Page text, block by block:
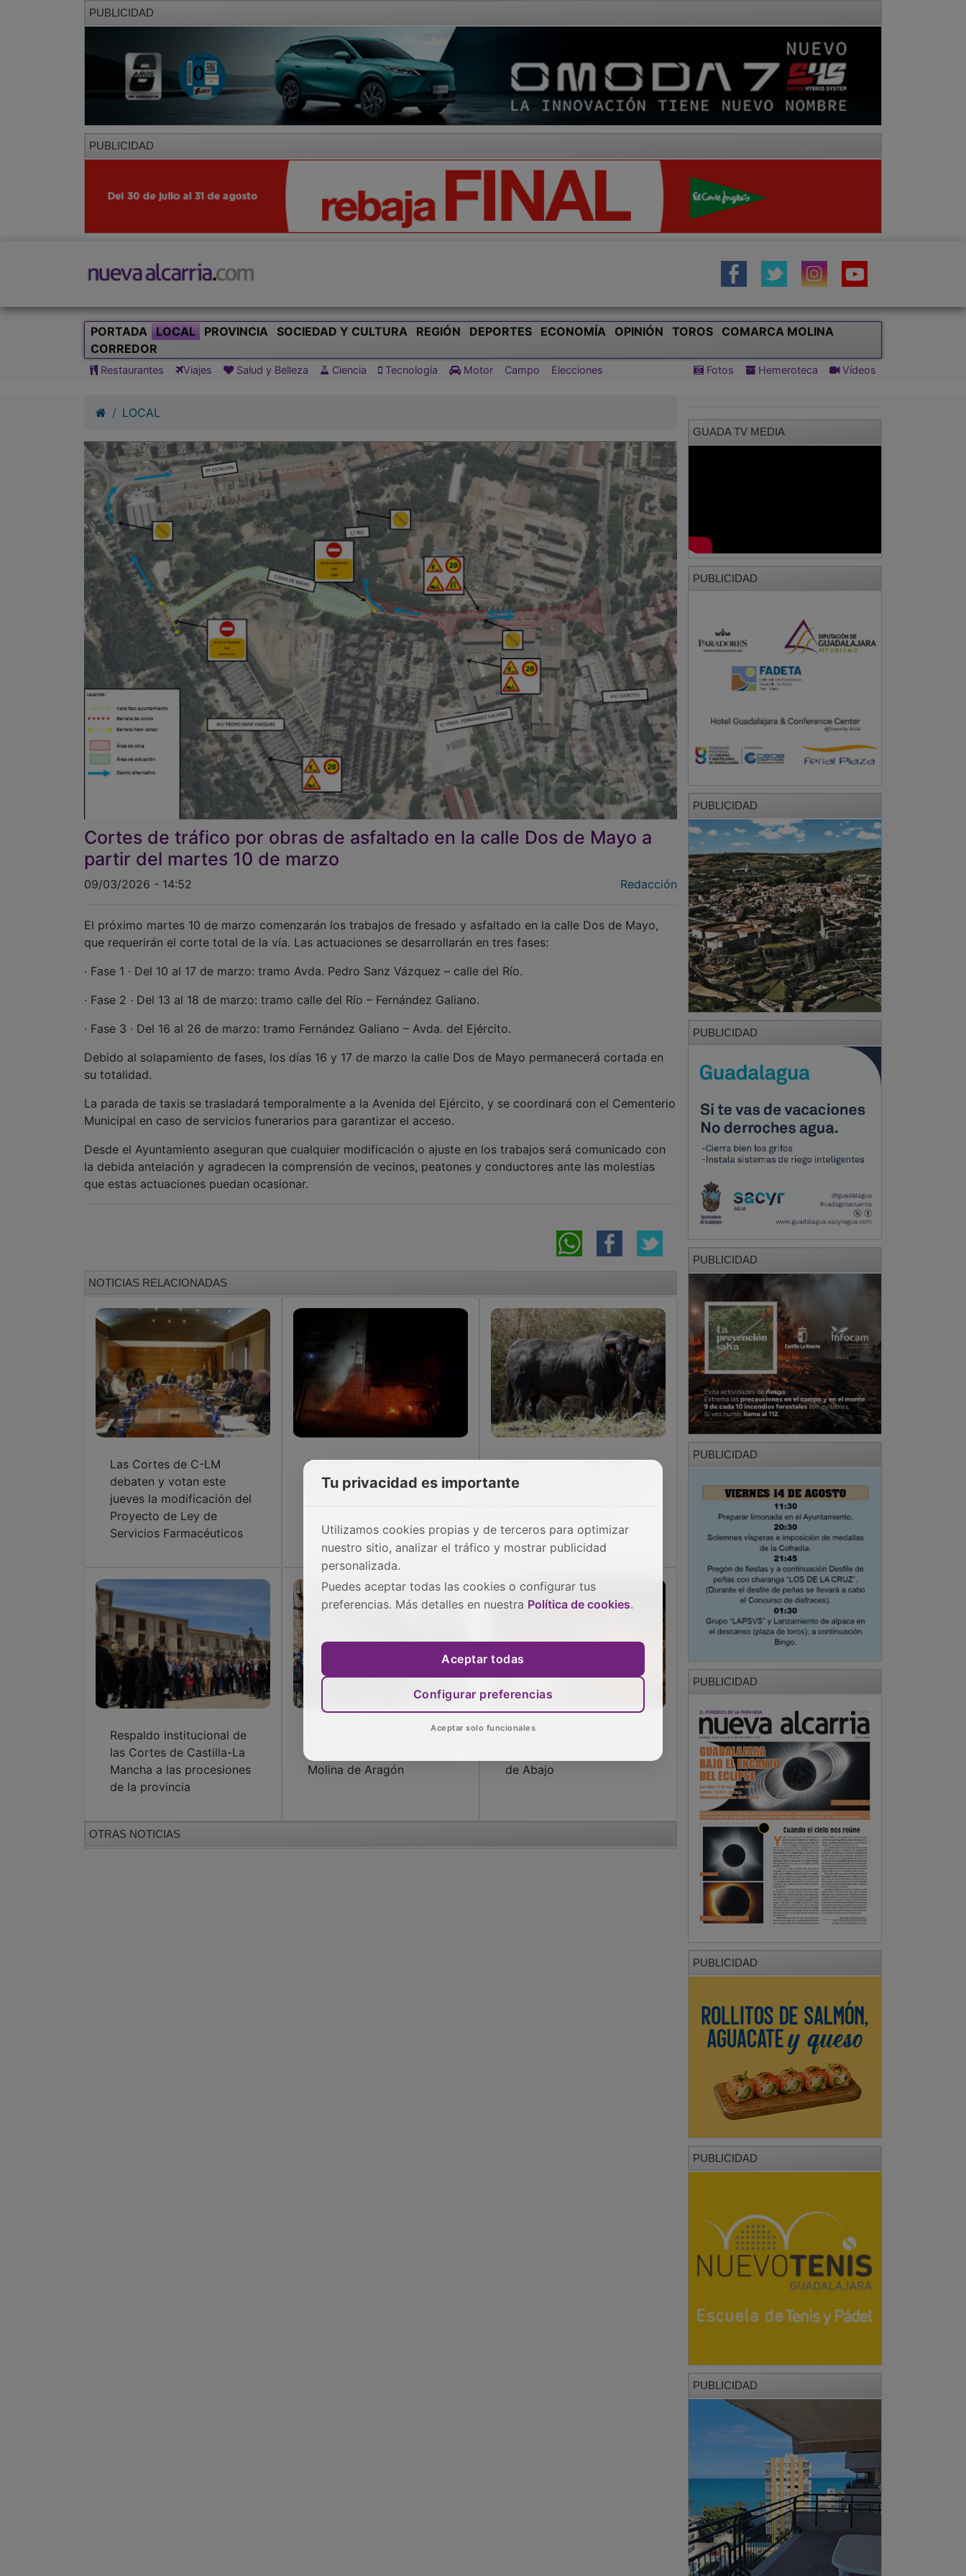
PUBLICIDAD
PUBLICIDAD
PORTADA LOCAL PROVINCIA SOCIEDAD Y CULTURA REGIÓN DEPORTES ECONOMÍA OPINIÓN TOROS
COMARCA MOLINA
CORREDOR
Restaurantes Viajes Salud y Belleza Ciencia Tecnología Motor Campo Elecciones Fotos Hemeroteca Vídeos
LOCAL
Cortes de tráfico por obras de asfaltado en la calle Dos de Mayo a
partir del martes 10 de marzo
09/03/2026 - 14:52 Redacción
El próximo martes 10 de marzo comenzarán los trabajos de fresado y asfaltado en la calle Dos de Mayo,
que requerirán el corte total de la vía. Las actuaciones se desarrollarán en tres fases:
· Fase 1 · Del 10 al 17 de marzo: tramo Avda. Pedro Sanz Vázquez – calle del Río.
· Fase 2 · Del 13 al 18 de marzo: tramo calle del Río – Fernández Galiano.
· Fase 3 · Del 16 al 26 de marzo: tramo Fernández Galiano – Avda. del Ejército.
Debido al solapamiento de fases, los días 16 y 17 de marzo la calle Dos de Mayo permanecerá cortada en
su totalidad.
La parada de taxis se trasladará temporalmente a la Avenida del Ejército, y se coordinará con el Cementerio
Municipal en caso de servicios funerarios para garantizar el acceso.
Desde el Ayuntamiento aseguran que cualquier modificación o ajuste en los trabajos será comunicado con
la debida antelación y agradecen la comprensión de vecinos, peatones y conductores ante las molestias
que estas actuaciones puedan ocasionar.
NOTICIAS RELACIONADAS
Las Cortes de C-LM
debaten y votan este
jueves la modificación del
Proyecto de Ley de
Servicios Farmacéuticos
Incendio en un edificio de
11 plantas en Guadalajara
Estos son los imponentes
toros para el 18 de abril
Respaldo institucional de
las Cortes de Castilla-La
Mancha a las procesiones
de la provincia
Pablo Bellido acompaña el
Molina de Aragón
El Cenizón se corona en
de Abajo
OTRAS NOTICIAS
GUADA TV MEDIA
PUBLICIDAD
PUBLICIDAD
PUBLICIDAD
PUBLICIDAD
PUBLICIDAD
PUBLICIDAD
PUBLICIDAD
PUBLICIDAD
PUBLICIDAD
Tu privacidad es importante
Utilizamos cookies propias y de terceros para optimizar
nuestro sitio, analizar el tráfico y mostrar publicidad
personalizada.
Puedes aceptar todas las cookies o configurar tus
preferencias. Más detalles en nuestra Política de cookies.
Aceptar todas
Configurar preferencias
Aceptar solo funcionales